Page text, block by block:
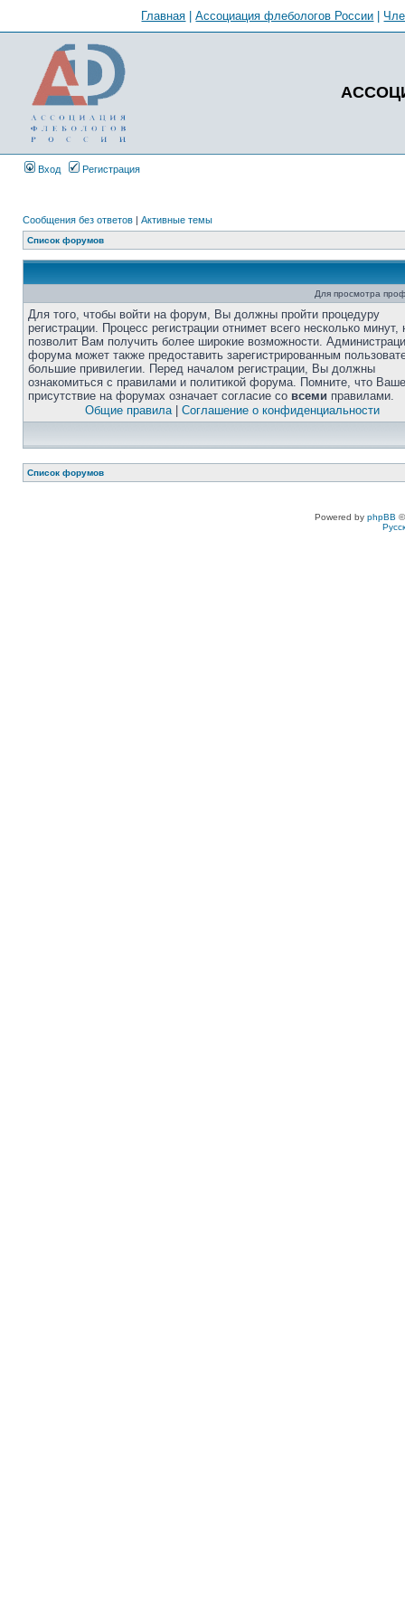
Главная |Ассоциация флебологов России
Вход Регистрация
Сообщения без ответов | Активные темы
Список форумов
Для просмотра
Для того, чтобы войти на форум, Вы должны пройти процедуру
регистрации. Процесс регистрации отнимет всего несколько минут,
позволит Вам получить более широкие возможности.
форума может также предоставить зарегистрированным
большие привилегии. Перед началом регистрации, Вы должны
ознакомиться с правилами и политикой форума. Помните, что Ваше
присутствие на форумах означает согласие со всеми правилами.
Общие правила|Соглашение о конфиденциальности
Список форумов
Powered by phpBB